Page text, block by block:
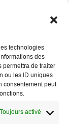
technologies
des
permettra de traiter
ou les ID uniques
consentement peut
Toujours activé